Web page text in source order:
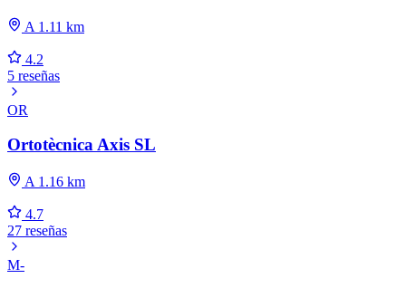
A 1.11 km
4.2
5 reseñas
OR
Ortotècnica Axis SL
A 1.16 km
4.7
27 reseñas
M-